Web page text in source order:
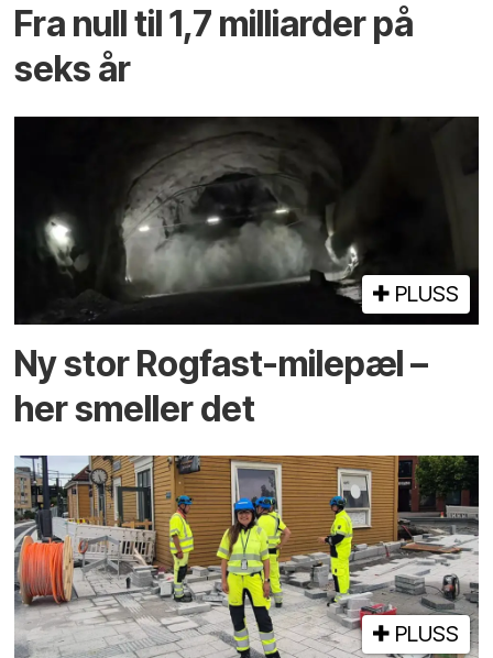
Fra null til 1,7 milliarder på
seks år
PLUSS
Ny stor Rogfast-milepæl –
her smeller det
PLUSS